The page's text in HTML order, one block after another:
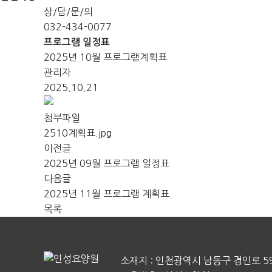
상/담/문/의
032-434-0077
프로그램 일정표
2025년 10월 프로그램계획표
관리자
2025.10.21
첨부파일
2510계획표.jpg
이전글
2025년 09월 프로그램 일정표
다음글
2025년 11월 프로그램 계획표
목록
소재지 : 인천광역시 남동구 경인로